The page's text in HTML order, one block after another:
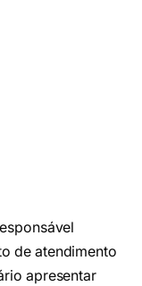
de atendimento
apresentar